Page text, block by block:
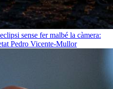
sense fer malbé la càmera:
Pedro Vicente-Mullor